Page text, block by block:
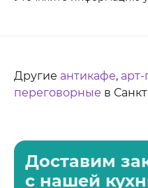
Другие антикафе, арт-
переговорные в
Доставим
с нашей